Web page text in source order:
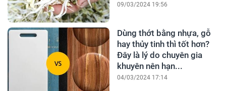
09/03/2024 19:56
Dùng thớt bằng nhựa, gỗ
hay thủy tinh thì tốt hơn?
Đây là lý do chuyên gia
khuyên nên hạn...
04/03/2024 17:14